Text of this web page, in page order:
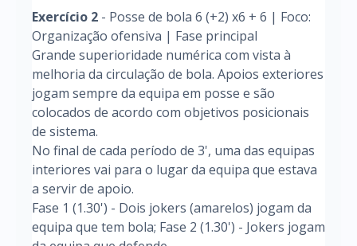
Exercício 2 - Posse de bola 6 (+2) x6 + 6 | Foco:
Organização ofensiva | Fase principal
Grande superioridade numérica com vista à
melhoria da circulação de bola. Apoios exteriores
jogam sempre da equipa em posse e são
colocados de acordo com objetivos posicionais
de sistema.
No final de cada período de 3', uma das equipas
interiores vai para o lugar da equipa que estava
a servir de apoio.
Fase 1 (1.30') - Dois jokers (amarelos) jogam da
equipa que tem bola; Fase 2 (1.30') - Jokers jogam